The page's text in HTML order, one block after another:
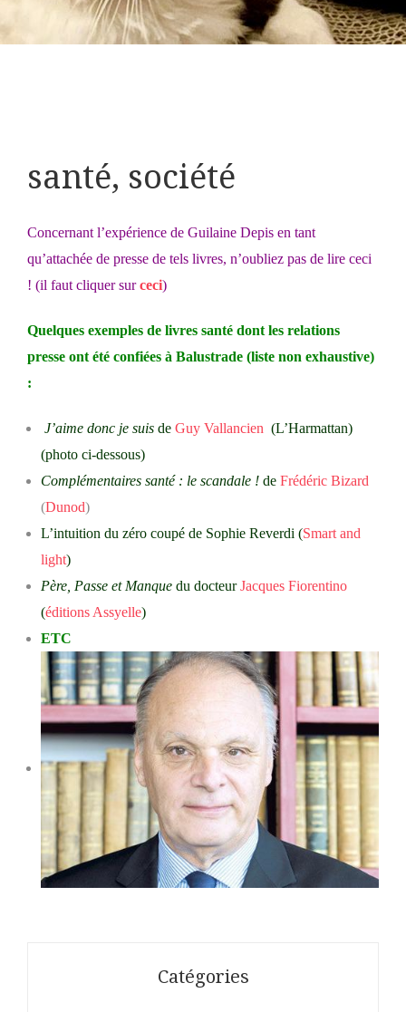
santé, société
Concernant l’expérience de Guilaine Depis en tant
qu’attachée de presse de tels livres, n’oubliez pas de lire ceci
! (il faut cliquer surceci)
Quelques exemples de livres santé dont les relations
presse ont été confiées à Balustrade (liste non exhaustive)
:
J’aime donc je suis de Guy Vallancien (L’Harmattan)
(photo ci-dessous)
Complémentaires santé : le scandale ! de Frédéric Bizard
(Dunod)
L’intuition du zéro coupé de Sophie Reverdi (Smart and
light)
Père, Passe et Manque du docteurJacques Fiorentino
(éditions Assyelle)
ETC
Catégories